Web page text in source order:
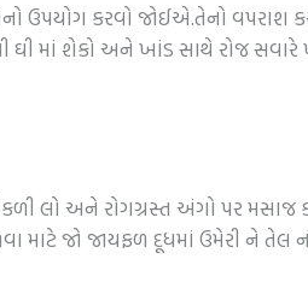
ઉપયોગ કરવો જોઈએ.તેનો વપરાશ
ઘી માં શેકો અને ખાંડ સાથે રોજ
લો અને રોગગ્રસ્ત અંગો પર
માટે જો જાયફળ દૂધમાં ઉમેરી ને તેલ